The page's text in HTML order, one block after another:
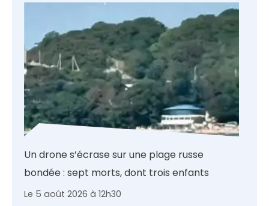
Un drone s’écrase sur une plage russe
bondée : sept morts, dont trois enfants
Le 5 août 2026 à 12h30